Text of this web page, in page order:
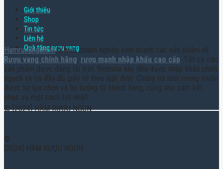
Giới thiệu
Shop
Tin tức
Liên hệ
Quà tặng rượu vang
Hamruoungon.vnlà một doanh nghiệp kinh doanh các sản phẩm về
Rượu vang chính hãng, rượu mạnh nhập khẩu cao cấp. Tất cả các
sản phẩm được đăng tải trên Website này đều được nhập khẩu chính
ngạch và có đầy đủ giấy tờ theo luật định. Chúng tôi luôn mong muốn
được sự lựa chọn và tin tưởng từ khách hàng, cũng như cam kết
phục vụ một cách tốt nhất!
© [2024] HẦM RƯỢU NGON
©
[2024] HẦM RƯỢU NGON